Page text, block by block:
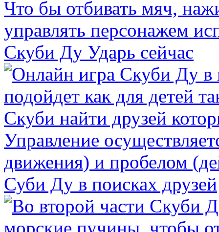
Скуби Ду Ударь сейчас
Суби Ду в поисках друзей